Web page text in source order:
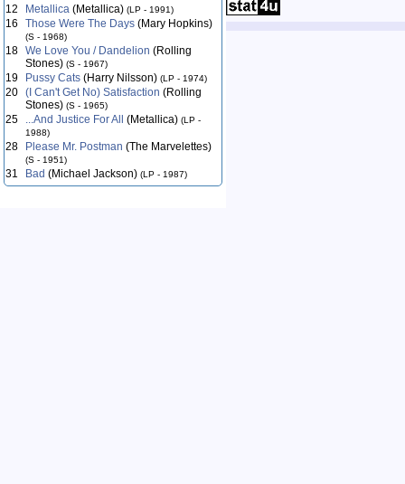
12 Metallica (Metallica) (LP - 1991)
16 Those Were The Days (Mary Hopkins)
(S - 1968)
18 We Love You / Dandelion (Rolling
Stones) (S - 1967)
19 Pussy Cats (Harry Nilsson) (LP - 1974)
20 (I Can't Get No) Satisfaction (Rolling
Stones) (S - 1965)
25 ...And Justice For All (Metallica) (LP -
1988)
28 Please Mr. Postman (The Marvelettes)
(S - 1951)
31 Bad (Michael Jackson) (LP - 1987)